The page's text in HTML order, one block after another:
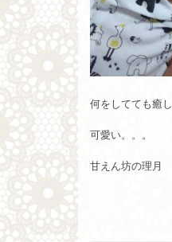
何をしてても癒し
可愛い。。。
甘えん坊の理月